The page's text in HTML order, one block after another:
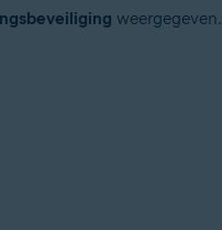
weergegeven.